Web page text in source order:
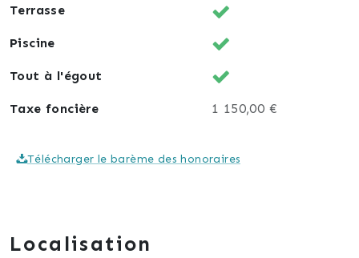
Terrasse
Piscine
Tout à l'égout
Taxe foncière 1 150,00 €
Télécharger le barème des honoraires
Localisation